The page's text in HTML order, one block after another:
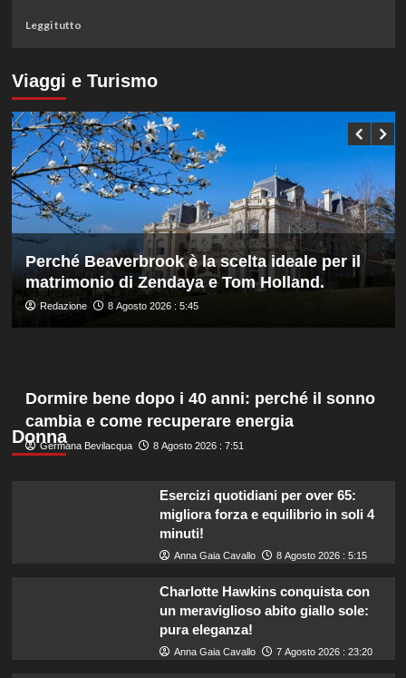
manager,
Bonucci
i
collaboratori
Leggi tuttoLeggi
su
Darderi
agli
ottavi
del
Masters
1000
di
Montreal,
Shang
in
tre
set
Viaggi e Turismo
Perché Beaverbrook è la scelta ideale per il
matrimonio di Zendaya e Tom Holland.
Redazione 8 Agosto 2026 : 5:45
Donna
Dormire bene dopo i 40 anni: perché il sonno
cambia e come recuperare energia
Germana Bevilacqua 8 Agosto 2026 : 7:51
Esercizi quotidiani per over 65:
migliora forza e equilibrio in soli 4
minuti!
Anna Gaia Cavallo 8 Agosto 2026 : 5:15
Charlotte Hawkins conquista con
un meraviglioso abito giallo sole:
pura eleganza!
Anna Gaia Cavallo 7 Agosto 2026 : 23:20